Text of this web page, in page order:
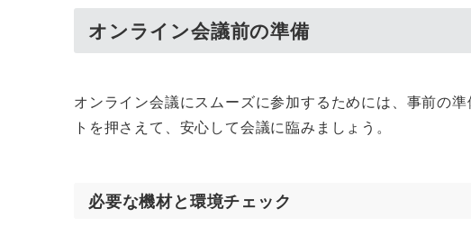
オンライン会議前の準備
オンライン会議にスムーズに参加するためには、事前の
トを押さえて、安心して会議に臨みましょう。
必要な機材と環境チェック